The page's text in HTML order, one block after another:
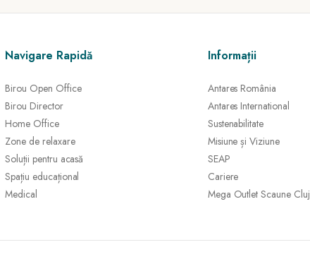
Navigare Rapidă
Birou Open Office
Birou Director
Home Office
Zone de relaxare
Soluții pentru acasă
Spațiu educațional
Medical
Informații
Antares România
Antares International
Sustenabilitate
Misiune și Viziune
SEAP
Cariere
Mega Outlet Scaune Cluj